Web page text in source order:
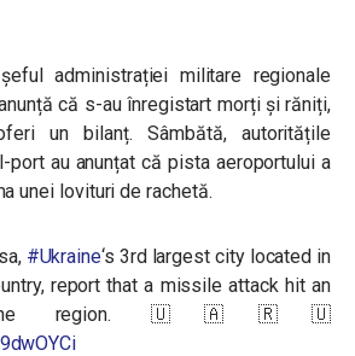
administrației militare regionale
că s-au înregistart morți și răniți,
un bilanț.Sâmbătă, autoritățile
port au anunțat că pista aeroportului a
unei lovituri de rachetă.
#Ukraine️‘s 3rd largest city located in
report that a missile attack hit an
the region. 🇺🇦🇷🇺